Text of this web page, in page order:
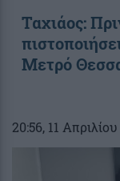
Ταχιάος:
Μετρό
20:56, 11